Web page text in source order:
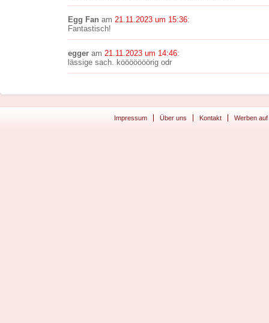
Egg Fan am 21.11.2023 um 15:36:
Fantastisch!
egger am 21.11.2023 um 14:46:
lässige sach. kööööööörig odr
Impressum Über uns Kontakt Werben